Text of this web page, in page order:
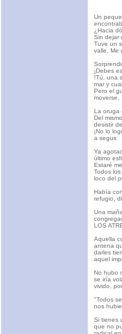
Un
¿Hacia
Sin dejar
Tuve un
valle. Me
¡Debes
!Tú, una
mar y
Pero el
moverse.
La oruga
Del
desistir
¡No lo
a seguir.
Ya
último
Estaré
Todos
loco del
Había
refugio,
Una
LOS
Aquella
antena
darles
aquel
No hubo
se iría
vivido,
"Todos
nos
Si tienes
que no